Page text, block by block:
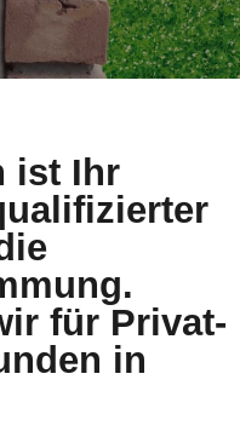
ist Ihr
für Privat-
in